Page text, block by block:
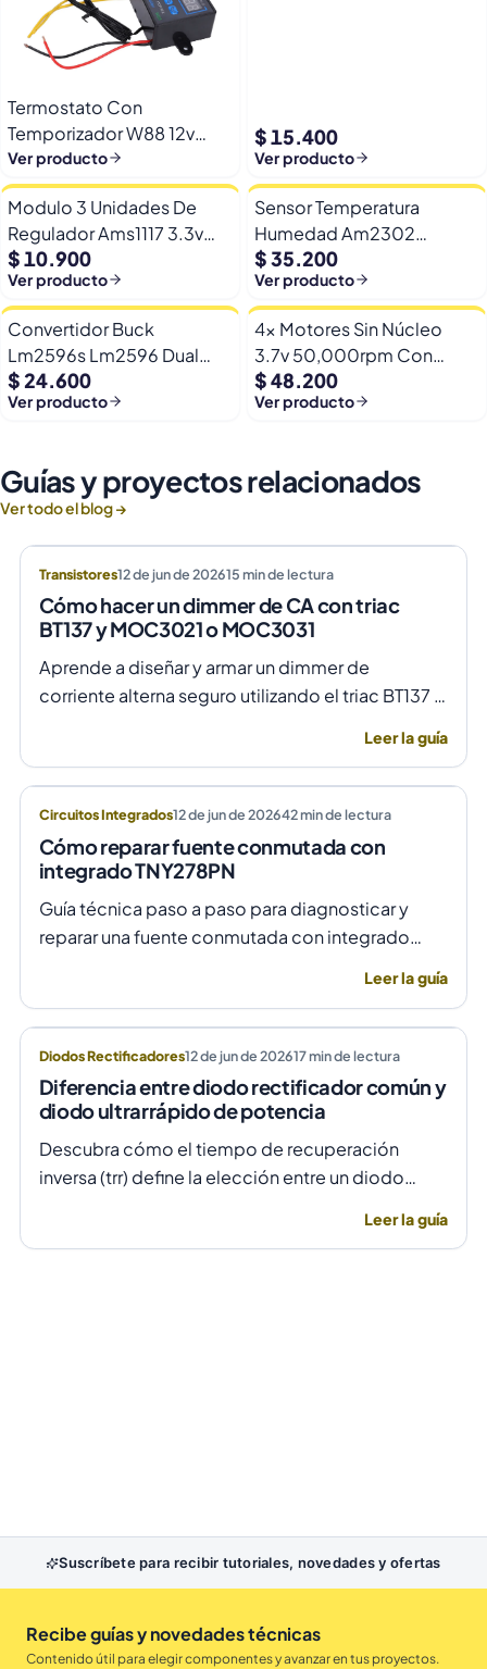
Termostato Con
Temporizador W88 12v
Automatico Frio Calor
Ver producto
$ 15.400
Ver producto
Modulo 3 Unidades De
Regulador Ams1117 3.3v
Yp-8 Con Pines
$ 10.900
Ver producto
Sensor Temperatura
Humedad Am2302
Dht22/am2302 Digital
Esp32
$ 35.200
Ver producto
Convertidor Buck
Lm2596s Lm2596 Dual
Usb 9-36v A 5v Dc Jack
$ 24.600
Ver producto
4x Motores Sin Núcleo
3.7v 50,000rpm Con
Helices Micro Fpv
$ 48.200
Ver producto
Guías y proyectos relacionados
Ver todo el blog →
Transistores12 de jun de 202615min de lectura
Cómo hacer un dimmer de CA con triac
BT137 y MOC3021 o MOC3031
Aprende a diseñar y armar un dimmer de
corriente alterna seguro utilizando el triac BT137 y
Leer la guía
Circuitos Integrados12 de jun de 202642min de lectura
Cómo reparar fuente conmutada con
integrado TNY278PN
Guía técnica paso a paso para diagnosticar y
reparar una fuente conmutada con integrado
Leer la guía
Diodos Rectificadores12 de jun de 202617min de lectura
Diferencia entre diodo rectificador común y
diodo ultrarrápido de potencia
Descubra cómo el tiempo de recuperación
inversa (trr) define la elección entre un diodo
Leer la guía
Suscríbete para recibir tutoriales, novedades y ofertas
Recibe guías y novedades técnicas
Contenido útil para elegir componentes y avanzar en tus proyectos.